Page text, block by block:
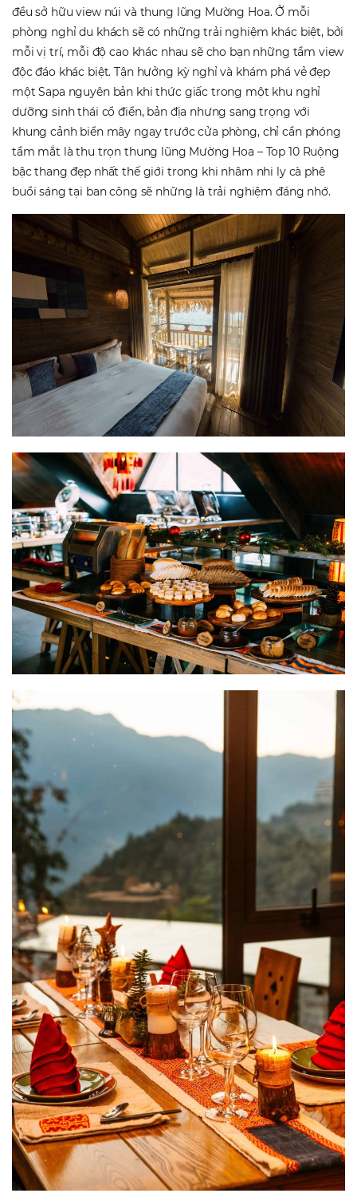
đều sở hữu view núi và thung lũng Mường Hoa. Ở mỗi
phòng nghỉ du khách sẽ có những trải nghiệm khác biệt, bởi
mỗi vị trí, mỗi độ cao khác nhau sẽ cho bạn những tầm view
độc đáo khác biệt. Tận hưởng kỳ nghỉ và khám phá vẻ đẹp
một Sapa nguyên bản khi thức giấc trong một khu nghỉ
dưỡng sinh thái cổ điển, bản địa nhưng sang trọng với
khung cảnh biển mây ngay trước cửa phòng, chỉ cần phóng
tầm mắt là thu trọn thung lũng Mường Hoa – Top 10 Ruộng
bậc thang đẹp nhất thế giới trong khi nhâm nhi ly cà phê
buổi sáng tại ban công sẽ những là trải nghiệm đáng nhớ.